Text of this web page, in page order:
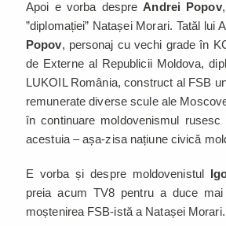
Apoi e vorba despreAndrei Popov
”diplomației” Natașei Morari. Tatăl lui
Popov, personaj cu vechi grade în
de Externe al Republicii Moldova,
LUKOIL România, construct al FSB
remunerate diverse scule ale
în continuare moldovenismul
acestuia – așa-zisa națiune civică
E vorba și despre moldovenistul
preia acum TV8 pentru a duce
moștenirea FSB-istă a Natașei Morari.